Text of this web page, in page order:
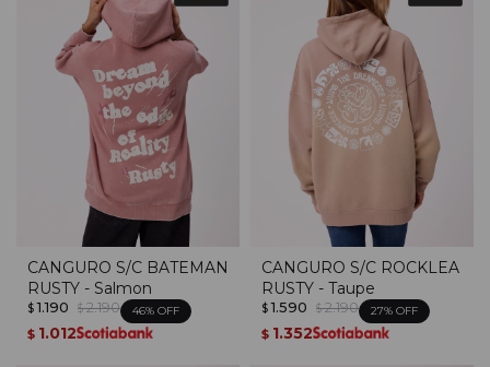
CANGURO S/C BATEMAN
RUSTY - Salmon
$ 1.190 $ 2.190 46
$ 1.012
CANGURO S/C ROCKLEA
RUSTY - Taupe
$ 1.590 $ 2.190 27
$ 1.352